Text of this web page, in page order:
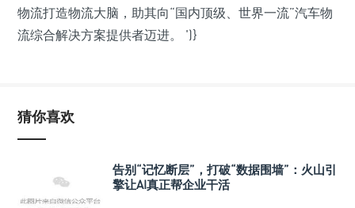
物流打造物流大脑，助其向“国内顶级、世界一流”汽车物
流综合解决方案提供者迈进。 ')}
猜你喜欢
告别“记忆断层”，打破“数据围墙”：火山引
擎让AI真正帮企业干活